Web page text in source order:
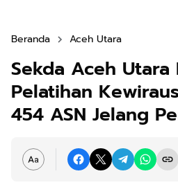
Beranda Aceh Utara
Sekda Aceh Utara
Pelatihan
454 ASN Jelang